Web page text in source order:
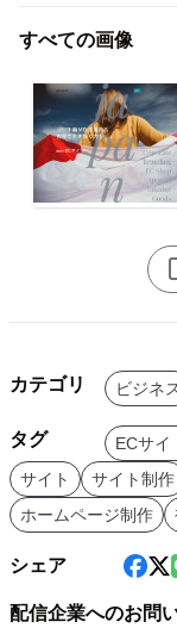
すべての画像
カテゴリ ビジネ
タグ ECサイ
サイト
サイト制作
ホームページ制作
シェア
配信企業へのお問